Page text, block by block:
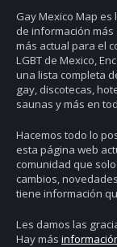
Gay Mexico Map es
de información más
más actual para el
LGBT de Mexico,
una lista completa
gay, discotecas,
saunas y más en
Hacemos todo lo
esta página web
comunidad que
cambios,
tiene información
Les damos las
Hay más